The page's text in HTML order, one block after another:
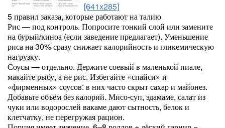
[641x285]
5 правил заказа, которые работают на талию
Рис — под контроль. Попросите тонкий слой или замените
на бурый/киноа (если заведение предлагает). Уменьшение
риса на 30% сразу снижает калорийность и гликемическую
нагрузку.
Соусы — отдельно. Держите соевый в маленькой пиале,
макайте рыбу, а не рис. Избегайте «спайси» и
«фирменных» соусов: в них часто скрыт сахар и майонез.
Добавьте объём без калорий. Мисо-суп, эдамаме, салат из
чуки или водорослей вакаме дают сытность, белок и
клетчатку, не перегружая рацион.